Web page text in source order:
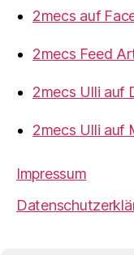
2mecs auf
2mecs Feed
2mecs Ulli auf
2mecs Ulli auf
Impressum